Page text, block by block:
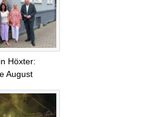
Höxter:
August